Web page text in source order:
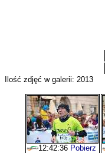
Ilość zdjęć w galerii: 2013
12:42:36 Pobierz